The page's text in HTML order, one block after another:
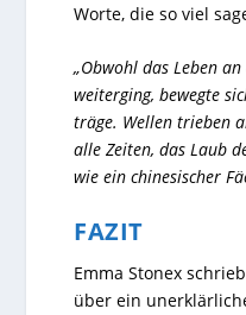
Worte, die so viel
„Obwohl das Leben
weiterging, bewegte
träge. Wellen trieben
alle Zeiten, das Laub
wie ein chinesischer
FAZIT
Emma Stonex
über ein